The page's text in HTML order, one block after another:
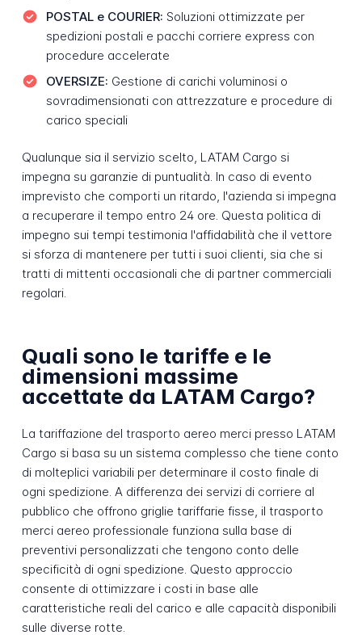
POSTAL e COURIER: Soluzioni ottimizzate per
spedizioni postali e pacchi corriere express con
procedure accelerate
OVERSIZE: Gestione di carichi voluminosi o
sovradimensionati con attrezzature e procedure di
carico speciali
Qualunque sia il servizio scelto, LATAM Cargo si
impegna su garanzie di puntualità. In caso di evento
imprevisto che comporti un ritardo, l'azienda si impegna
a recuperare il tempo entro 24 ore. Questa politica di
impegno sui tempi testimonia l'affidabilità che il vettore
si sforza di mantenere per tutti i suoi clienti, sia che si
tratti di mittenti occasionali che di partner commerciali
regolari.
Quali sono le tariffe e le
dimensioni massime
accettate da LATAM Cargo?
La tariffazione del trasporto aereo merci presso LATAM
Cargo si basa su un sistema complesso che tiene conto
di molteplici variabili per determinare il costo finale di
ogni spedizione. A differenza dei servizi di corriere al
pubblico che offrono griglie tariffarie fisse, il trasporto
merci aereo professionale funziona sulla base di
preventivi personalizzati che tengono conto delle
specificità di ogni spedizione. Questo approccio
consente di ottimizzare i costi in base alle
caratteristiche reali del carico e alle capacità disponibili
sulle diverse rotte.